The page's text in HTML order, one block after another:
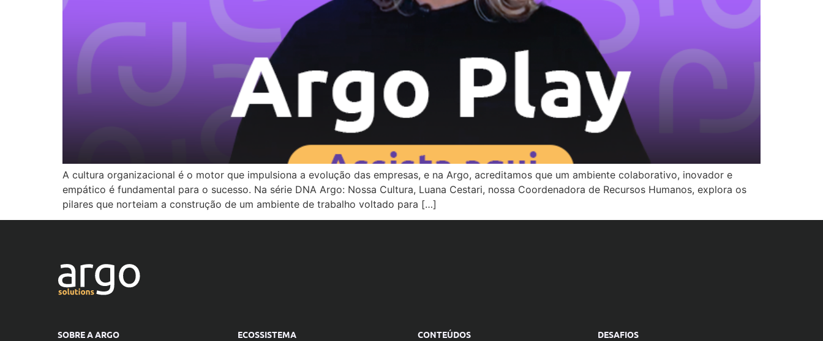
A cultura organizacional é o motor que impulsiona a evolução das empresas, e na Argo, acreditamos que um ambiente colaborativo, inovador e
empático é fundamental para o sucesso. Na série DNA Argo: Nossa Cultura, Luana Cestari, nossa Coordenadora de Recursos Humanos, explora os
pilares que norteiam a construção de um ambiente de trabalho voltado para […]
SOBRE A ARGO
ECOSSISTEMA
CONTEÚDOS
DESAFIOS